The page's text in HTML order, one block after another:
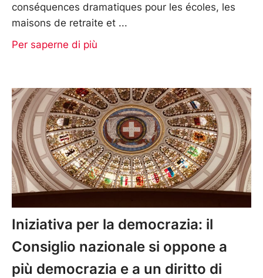
conséquences dramatiques pour les écoles, les
maisons de retraite et
Per saperne di più
Iniziativa per la democrazia: il
Consiglio nazionale si oppone a
più democrazia e a un diritto di